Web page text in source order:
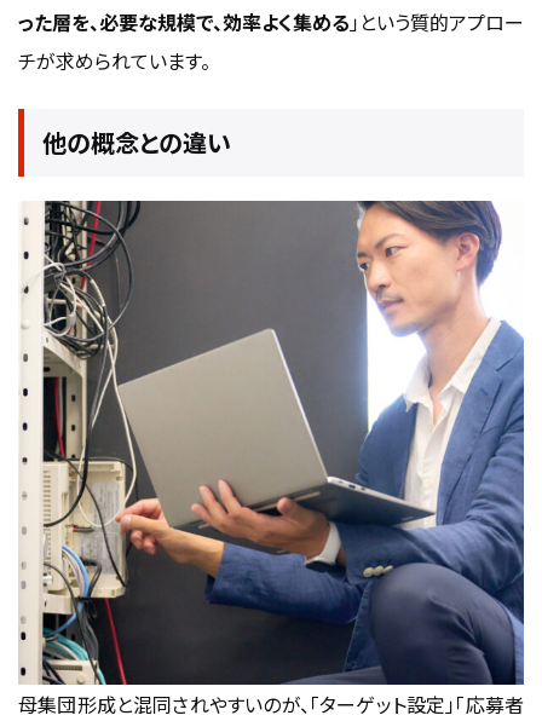
った層を、必要な規模で、効率よく集める」という質的アプロー
チが求められています。
他の概念との違い
母集団形成と混同されやすいのが、「ターゲット設定」「応募者